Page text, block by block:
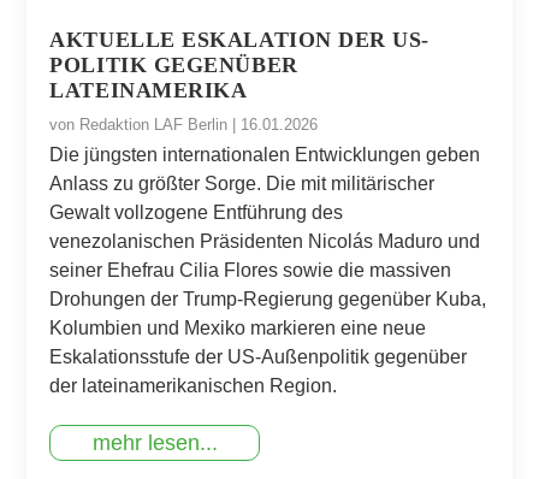
AKTUELLE ESKALATION DER US-
POLITIK GEGENÜBER
LATEINAMERIKA
von Redaktion LAF Berlin 16.01.2026
Die jüngsten internationalen Entwicklungen geben
Anlass zu größter Sorge. Die mit militärischer
Gewalt vollzogene Entführung des
venezolanischen Präsidenten Nicolás Maduro und
seiner Ehefrau Cilia Flores sowie die massiven
Drohungen der Trump-Regierung gegenüber Kuba,
Kolumbien und Mexiko markieren eine neue
Eskalationsstufe der US-Außenpolitik gegenüber
der lateinamerikanischen Region.
mehr lesen...